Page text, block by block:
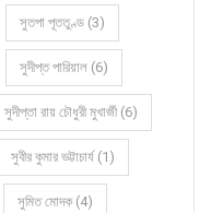
সুতপা পূততুণ্ড (3)
সুদীপ্ত পারিয়াল (6)
সুদীপ্তা রায় চৌধুরী মুখার্জী (6)
সুবীর কুমার ভট্টাচার্য (1)
সুমিত মোদক (4)